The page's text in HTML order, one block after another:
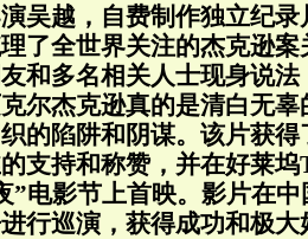
吴越，自费制作独立纪录
了全世界关注的杰克逊
和多名相关人士现身说
尔杰克逊真的是清白无
的陷阱和阴谋。该片获
支持和称赞，并在好莱
电影节上首映。 影片在中
行巡演，获得成功和极大